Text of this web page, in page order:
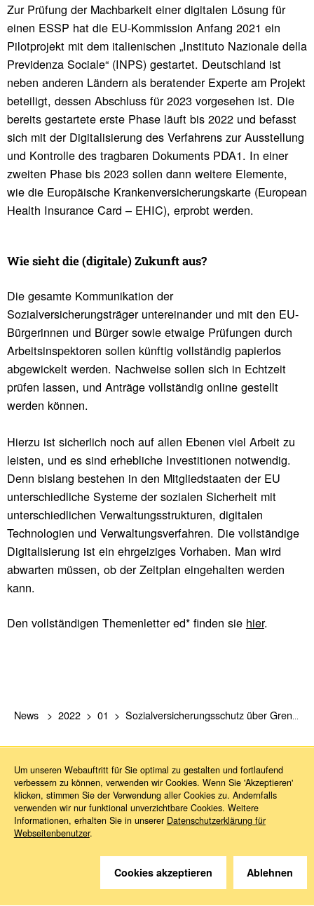
Zur Prüfung der Machbarkeit einer digitalen Lösung für
einen ESSP hat die EU-Kommission Anfang 2021 ein
Pilotprojekt mit dem italienischen „Instituto Nazionale della
Previdenza Sociale“ (INPS) gestartet. Deutschland ist
neben anderen Ländern als beratender Experte am Projekt
beteiligt, dessen Abschluss für 2023 vorgesehen ist. Die
bereits gestartete erste Phase läuft bis 2022 und befasst
sich mit der Digitalisierung des Verfahrens zur Ausstellung
und Kontrolle des tragbaren Dokuments PDA1. In einer
zweiten Phase bis 2023 sollen dann weitere Elemente,
wie die Europäische Krankenversicherungskarte (European
Health Insurance Card – EHIC), erprobt werden.
Wie sieht die (digi­tale) Zukunft aus?
Die gesamte Kommunikation der
Sozialversicherungsträger untereinander und mit den EU-
Bürgerinnen und Bürger sowie etwaige Prüfungen durch
Arbeitsinspektoren sollen künftig vollständig papierlos
abgewickelt werden. Nachweise sollen sich in Echtzeit
prüfen lassen, und Anträge vollständig online gestellt
werden können.
Hierzu ist sicherlich noch auf allen Ebenen viel Arbeit zu
leisten, und es sind erhebliche Investitionen notwendig.
Denn bislang bestehen in den Mitgliedstaaten der EU
unterschiedliche Systeme der sozialen Sicherheit mit
unterschiedlichen Verwaltungsstrukturen, digitalen
Technologien und Verwaltungsverfahren. Die vollständige
Digitalisierung ist ein ehrgeiziges Vorhaben. Man wird
abwarten müssen, ob der Zeitplan eingehalten werden
kann.
Den voll­stän­di­gen The­men­let­ter ed* fin­den sie hier.
News 2022 01 Sozialversicherungsschutz über Grenzen hinweg
Sie haben Fragen?
Wir helfen gerne weiter.
Kontakt
Um unseren Webauftritt für Sie optimal zu gestalten und fortlaufend
verbessern zu können, verwenden wir Cookies. Wenn Sie 'Akzeptieren'
klicken, stimmen Sie der Verwendung aller Cookies zu. Andernfalls
verwenden wir nur funktional unverzichtbare Cookies. Weitere
Informationen, erhalten Sie in unserer Datenschutzerklärung für
Webseitenbenutzer.
Cookies akzeptieren Ablehnen